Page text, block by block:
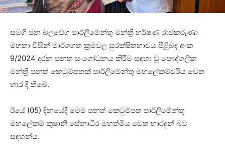
සමගි ජන බලවේග පාර්ලිමේන්තු මන්ත්‍රී හර්ෂණ රාජකරුණා
මහතා විසින් මාර්ගගත ක්‍රමවල සුරක්ෂිතභාවය පිළිබඳ අංක
9/2024 දරන පනත සංශෝධනය කිරීම සඳහා වූ පෞද්ගලික
මන්ත්‍රී පනත් කෙටුම්පතක් පාර්ලිමේන්තු මහලේකම්වරිය වෙත
භාර දී තිබේ.
ඊයේ (05) දිනයේදී මෙම පනත් කෙටුම්පත පාර්ලිමේන්තු
මහලේකම් කුෂානි සේනාධීර මහත්මිය වෙත භාරදුන් බව
සඳහන්ය.